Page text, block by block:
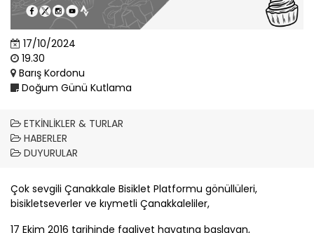
17/10/2024
19.30
Barış Kordonu
Doğum Günü Kutlama
ETKINLIKLER & TURLAR
HABERLER
DUYURULAR
Çok sevgili Çanakkale Bisiklet Platformu gönüllüleri,
bisikletseverler ve kıymetli Çanakkaleliler,
17 Ekim 2016 tarihinde faaliyet hayatına başlayan,